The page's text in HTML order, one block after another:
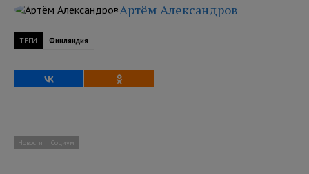
Артём Александров
ТЕГИ Финляндия
Новости Социум